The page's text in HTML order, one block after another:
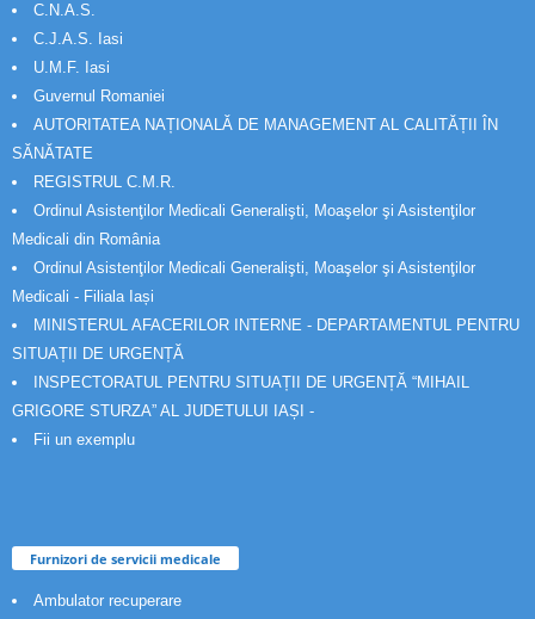
C.N.A.S.
C.J.A.S. Iasi
U.M.F. Iasi
Guvernul Romaniei
AUTORITATEA NAȚIONALĂ DE MANAGEMENT AL CALITĂȚII ÎN
SĂNĂTATE
REGISTRUL C.M.R.
Ordinul Asistenţilor Medicali Generalişti, Moaşelor şi Asistenţilor
Medicali din România
Ordinul Asistenţilor Medicali Generalişti, Moaşelor şi Asistenţilor
Medicali - Filiala Iași
MINISTERUL AFACERILOR INTERNE - DEPARTAMENTUL PENTRU
SITUAȚII DE URGENȚĂ
INSPECTORATUL PENTRU SITUAȚII DE URGENȚĂ “MIHAIL
GRIGORE STURZA” AL JUDETULUI IAȘI -
Fii un exemplu
Furnizori de servicii medicale
Ambulator recuperare